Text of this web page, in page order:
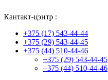
Кантакт-цэнтр :
+375 (17) 543-44-44
+375 (29) 543-44-45
+375 (44) 510-44-46
+375 (29) 543-44-45
+375 (44) 510-44-46